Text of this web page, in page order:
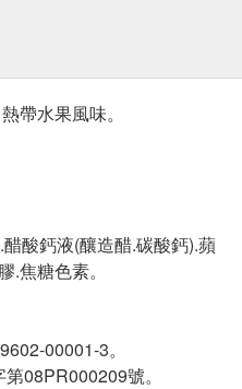
帶水果風味。
酸鈣液(釀造醋.碳酸鈣).蘋
.焦糖色素。
00001-3。
08PR000209號。